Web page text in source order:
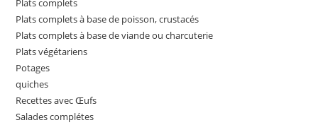
Plats complets
Plats complets à base de poisson, crustacés
Plats complets à base de viande ou charcuterie
Plats végétariens
Potages
quiches
Recettes avec Œufs
Salades complétes